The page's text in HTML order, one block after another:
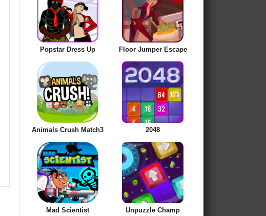
Popstar Dress Up Floor Jumper Escape
Animals Crush Match3 2048
Mad Scientist Unpuzzle Champ